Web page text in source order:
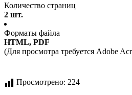
Количество страниц
2 шт.
Форматы файла
HTML, PDF
(Для просмотра требуется Adobe
Просмотрено: 224